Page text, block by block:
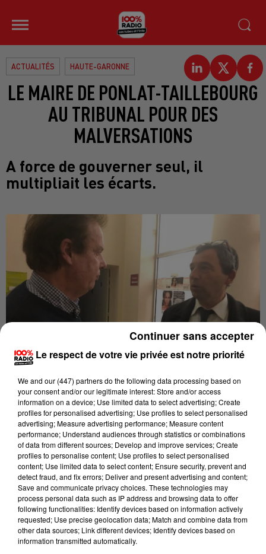
ACTUALITÉS HAUTE-GARONNE
LE MAIRE DE PONLAT-TAILLEBOURG
AU TRIBUNAL POUR DES
MALVERSATIONS
A force de gouverner seul, il
multipliait les écarts.
Publié : 2 mars 2018 à 8h15 par Brice Vidal
"J’avais conscience de mal agir, je n’arrivais pas à
m’arrêter."Le maire de Ponlat-Taillebourg
comparaissait, hier, au tribunal de St Gaudens pour
différentes malversations. Ancien policier réélu à
plusieurs reprises,Patrick Doucède est accusé
d’avoir notamment cherché à revendre 800 euros de
matériel communal sur le site Internet Le Bon coin
Sans parler des 25 000 euros de matériel acquis par la
municipalité, mais dont on a du mal à savoir s'il
servait aux administrés ou si l'édile se l'accaparait.
Le respect de votre vie privée est notre priorité
We and our (447) partnersdo the following data processing based on
your consent and/or our legitimate interest: Store and/or access
information on a device; Use limited data to select advertising; Create
profiles for personalised advertising; Use profiles to select personalised
advertising; Measure advertising performance; Measure content
performance; Understand audiences through statistics or combinations
of data from different sources; Develop and improve services; Create
profiles to personalise content; Use profiles to select personalised
content; Use limited data to select content; Ensure security, prevent and
detect fraud, and fix errors; Deliver and present advertising and content;
Save and communicate privacy choices. These technologies may
process personal data such as IP address and browsing data to offer
following functionalities: Identify devices based on information actively
requested; Use precise geolocation data; Match and combine data from
other data sources; Link different devices; Identify devices based on
information transmitted automatically.
Continuer sans accepter